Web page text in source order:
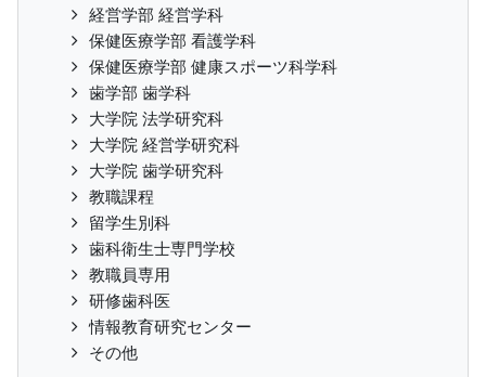
経営学部 経営学科
保健医療学部 看護学科
保健医療学部 健康スポーツ科学科
歯学部 歯学科
大学院 法学研究科
大学院 経営学研究科
大学院 歯学研究科
教職課程
留学生別科
歯科衛生士専門学校
教職員専用
研修歯科医
情報教育研究センター
その他